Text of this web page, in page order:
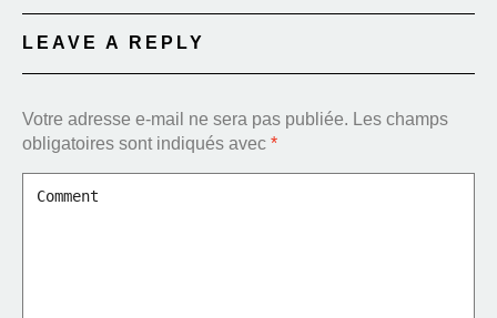
LEAVE A REPLY
Votre adresse e-mail ne sera pas publiée. Les champs
obligatoires sont indiqués avec *